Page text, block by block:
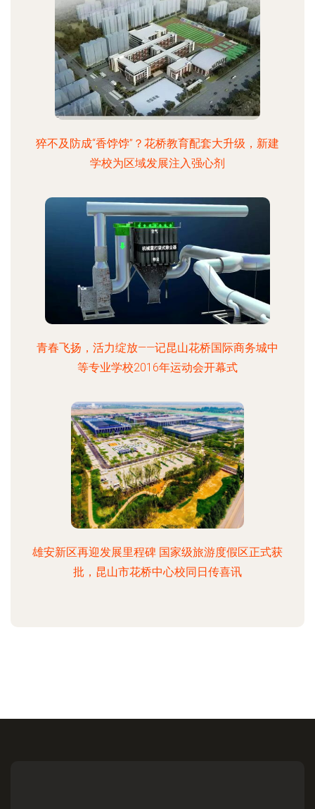
猝不及防成“香饽饽”？花桥教育配套大升级，新建
学校为区域发展注入强心剂
青春飞扬，活力绽放——记昆山花桥国际商务城中
等专业学校2016年运动会开幕式
雄安新区再迎发展里程碑 国家级旅游度假区正式获
批，昆山市花桥中心校同日传喜讯